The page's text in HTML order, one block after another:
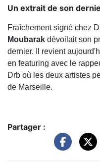
Un extrait de son
Fraîchement signé chez
Moubarak dévoilait son
dernier. Il revient
en featuring avec le
Drb où les deux artistes
de Marseille.
Partager :